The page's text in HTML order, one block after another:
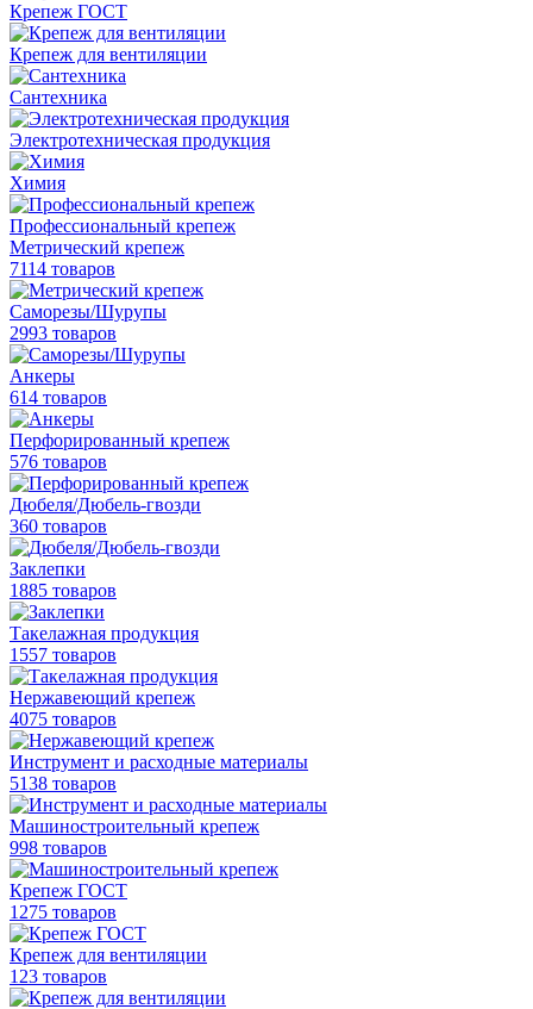
Крепеж ГОСТ
Крепеж для вентиляции
Сантехника
Электротехническая продукция
Химия
Профессиональный крепеж
Метрический крепеж
7114 товаров
Саморезы/Шурупы
2993 товаров
Анкеры
614 товаров
Перфорированный крепеж
576 товаров
Дюбеля/Дюбель-гвозди
360 товаров
Заклепки
1885 товаров
Такелажная продукция
1557 товаров
Нержавеющий крепеж
4075 товаров
Инструмент и расходные материалы
5138 товаров
Машиностроительный крепеж
998 товаров
Крепеж ГОСТ
1275 товаров
Крепеж для вентиляции
123 товаров